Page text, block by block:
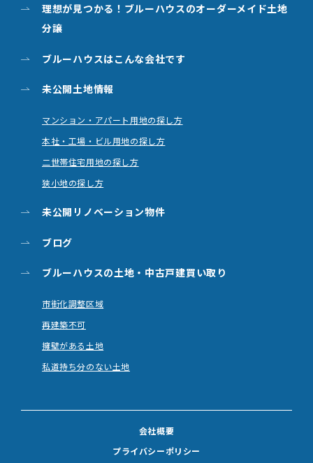
理想が見つかる！ブルーハウスのオーダーメイド土地
分譲
ブルーハウスはこんな会社です
未公開土地情報
マンション・アパート用地の探し方
本社・工場・ビル用地の探し方
二世帯住宅用地の探し方
狭小地の探し方
未公開リノベーション物件
ブログ
ブルーハウスの土地・ 中古戸建買い取り
市街化調整区域
再建築不可
擁壁がある土地
私道持ち分のない土地
会社概要
プライバシーポリシー